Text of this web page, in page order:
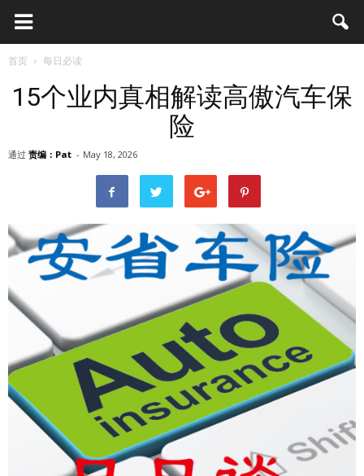
首页 每日必读
15个业内真相解读高傲汽车保
险
通过 责编：Pat - May 18, 2026